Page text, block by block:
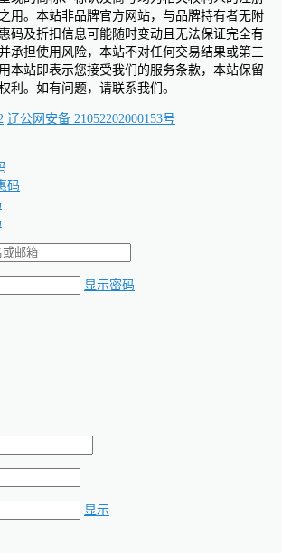
用。本站非品牌官方网站，与品牌持有者无附
码及折扣信息可能随时变动且无法保证完全有
承担使用风险，本站不对任何交易结果或第三
本站即表示您接受我们的服务条款，本站保留
利。如有问题，请联系我们。
辽公网安备 21052202000153号
码
显示密码
显示